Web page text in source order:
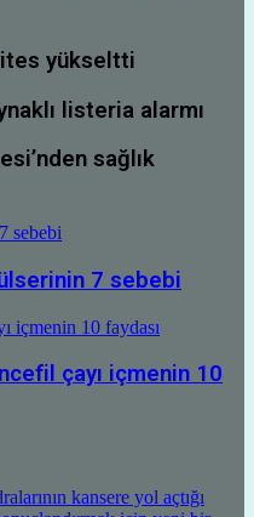
yükseltti
listeria alarmı
sağlık
sebebi
7 sebebi
içmenin 10 faydası
çayı içmenin 10